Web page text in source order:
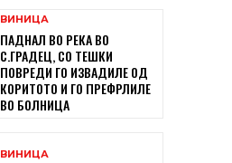
ВИНИЦА
ПАДНАЛ ВО РЕКА ВО
С.ГРАДЕЦ, СО ТЕШКИ
ПОВРЕДИ ГО ИЗВАДИЛЕ ОД
КОРИТОТО И ГО ПРЕФРЛИЛЕ
ВО БОЛНИЦА
ВИНИЦА